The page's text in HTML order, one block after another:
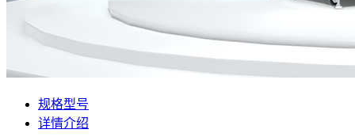
规格型号
详情介绍